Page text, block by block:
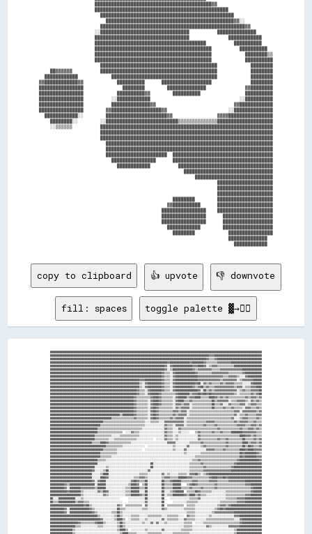
                    ██████████████████████████████████████████▓▓
                        ██████████████████████████████████████████████▓▓░░
                      ████████████████████████████████████████████████████▓▓
                    ░░████████████████████████████████          ██████████████
                    ██████████████████████████████████████████            ████████▒▒
    ██▓▓▓▓▓▓          ██████████████████████████████████████████            ████████
▓▓████████████▓▓            ██████████      ██████████████████              ████████
████████████████              ████████        ██████████████              ▓▓████████
████████████████            ██████████▓▓        ██████████                ██████████
████████████████          ░░████████████                                ░░██████████
████████████████          ██████████████▓▓                            ▓▓████████████
████████████████        ▓▓██████████████████▓▓                      ░░██████████████
  ████████████░░        ██████████████████████▓▓                ▓▓▓▓████████████████
    ████████░░        ░░██████████████████████████▒▒▒▒▒▒▒▒▒▒▒▒▒▒████████████████████
    ░░▒▒▒▒▒▒          ██████████████████████████████████████████████████████████████
                                              ▓▓██████████      ████████████████████
copy to clipboard 👍 upvote 👎 downvote
fill: spaces toggle palette ▓→✊🏽
████████████████████████████████████████████████████████████████████████████████████████████████████████████████████████████████████████████████████████
██████████████████████████████████████████████████████████████████████████████████████████████████████████████████▓▓▓▓██████████████████████████████████
████████████████████████████████████████████████████████████████████████████████████████████████████████████████▓▓▒▒▒▒▓▓████████████████████████████████
████████████████████████████████████████████████████████████████████████████████████▓▓██████████████▓▓████████▓▓▒▒▒▒▒▒▒▒▓▓▓▓▓▓▓▓▓▓██████████████████████
██████████████████████████████████████████████████████████████████████████████████▓▓░░▓▓██████████████▓▓▓▓████▓▓░░▒▒▓▓▓▓▒▒▒▒▒▒▒▒▒▒▒▒████████████████████
██████████████████████████████████████████████████████████████████████████████████▓▓░░▒▒██████████████▓▓▒▒▓▓▓▓▓▓▓▓▓▓▒▒▒▒▒▒▓▓▓▓▓▓▓▓▓▓▓▓▓▓▓▓██████████████
████████████████████████████████████████████████████████████████████████████████▓▓▒▒▒▒░░▓▓██████████████▓▓▒▒▒▒▒▒▒▒▒▒▓▓▓▓▓▓▓▓▓▓▓▓▒▒▒▒▒▒▒▒▒▒▓▓████████████
████████████████████████████████████████████████████████████████████████████████▓▓▒▒▒▒░░▓▓████████████████▓▓▓▓▓▓▓▓▓▓▓▓▓▓▓▓▓▓▒▒▒▒▓▓▓▓▓▓▒▒░░░░▓▓██████████
████████████████████████████████████████████████████████████████▓▓▓▓████████████▓▓▒▒▒▒░░▓▓████████████████▓▓▓▓▓▓▓▓▓▓▓▓▓▓▓▓▒▒▓▓▓▓▓▓▓▓▓▓░░▒▒▓▓▓▓▓▓▓▓██████
████████████████████████████████████████████████████████████████▒▒░░▓▓██████████▓▓▒▒▒▒░░▓▓██████████████▓▓██░░▓▓▒▒▓▓▒▒▒▒▒▒▓▓▒▒▓▓▓▓▓▓▒▒▒▒▒▒░░░░░░▓▓██████
████████████████████████████████████████████████████████████████▒▒░░▓▓██████████▓▓▒▒▒▒░░▓▓████████████▓▓▒▒▓▓██▒▒▓▓▒▒▒▒▓▓▓▓▓▓▓▓▓▓▓▓▓▓▒▒▓▓▓▓░░▒▒▒▒▓▓▓▓████
██████████████████████████████████████████████████████████████▓▓▒▒▒▒░░▓▓████████▓▓▒▒▒▒░░▓▓████████████████▓▓░░██▒▒▓▓▒▒▓▓▓▓▓▓▓▓▓▓▓▓▓▓▓▓░░▒▒▓▓▒▒▒▒▓▓▓▓▓▓██
██████████████████████████████████████████████████████████████▓▓▒▒▒▒░░▓▓██████▓▓▒▒▒▒▒▒▒▒▒▒▓▓████████▒▒▓▓▓▓██▓▓██▓▓██▓▓▓▓▓▓▓▓▓▓▓▓▓▓▓▓▒▒░░▒▒▒▒▒▒▒▒▓▓▒▒▓▓██
████████████████████████████████████████████████████████████▓▓▒▒▒▒▒▒▒▒▒▒▓▓████▓▓▒▒▒▒▒▒▒▒░░▓▓██████▒▒▓▓▓▓████▒▒▒▒▒▒████▓▓▒▒▓▓▒▒▓▓▒▒▒▒▒▒▒▒▒▒▒▒▓▓▒▒▓▓▓▓▒▒▓▓
████████████████████████████████████████████████████████████▓▓▒▒▒▒▒▒▒▒░░▓▓████▓▓▒▒▒▒▒▒▒▒░░▓▓████▒▒▒▒▓▓▒▒▒▒▒▒▒▒▒▒▒▒▒▒██▒▒▓▓▓▓▓▓▓▓░░▒▒▒▒▓▓▓▓▓▓▒▒░░▓▓▒▒▓▓▒▒
████████████████████████████████████████████████████████████▓▓▒▒▒▒▒▒▒▒░░▓▓████▓▓▒▒▒▒▒▒▒▒░░▓▓▓▓▒▒▓▓▓▓░░▒▒▒▒▒▒▒▒▒▒▒▒▒▒██▒▒▒▒▓▓░░░░▓▓▒▒▒▒▒▒▓▓▓▓░░▒▒▓▓▓▓▒▒▒▒
████████████████████████████████████████████████████████████▓▓▒▒▒▒▒▒▒▒░░▓▓██▓▓▒▒▒▒▒▒▒▒▒▒░░▓▓▒▒▓▓▓▓▓▓░░▒▒▒▒▒▒▒▒▒▒▒▒▒▒██▒▒▒▒▒▒▓▓▒▒▒▒▓▓▒▒▒▒▒▒░░▓▓▓▓▒▒▒▒▓▓▒▒
████████████████████████████████████████████████████████████▓▓▒▒▒▒▒▒▒▒░░▓▓██▓▓▒▒▒▒▒▒▒▒▒▒▓▓▓▓▒▒▓▓▓▓░░▒▒▒▒▒▒▒▒▒▒▒▒▒▒▒▒▒▒▒▒▒▒▒▒▒▒▒▒▒▒▒▒▓▓▓▓░░▓▓▓▓▓▓▓▓▓▓▒▒▓▓
██████████████████████████████████████████████████▒▒████████▓▓▒▒▒▒▒▒▒▒░░▓▓██▓▓▒▒▒▒▒▒▒▒▒▒▓▓▒▒▓▓▓▓▓▓░░▒▒▒▒▒▒▒▒▒▒▒▒▒▒▒▒▒▒▒▒▒▒▒▒▒▒▒▒▒▒▒▒▓▓░░▒▒▒▒▓▓▒▒▒▒▒▒▓▓▓▓
████████████████████████████████████████████▒▒▒▒▒▒▒▒▒▒▒▒▒▒▒▒▓▓▒▒▒▒▒▒▒▒░░▓▓██▓▓▒▒▒▒▒▒▒▒▓▓▒▒▓▓▓▓▓▓░░▒▒▒▒▒▒▒▒▒▒▒▒▒▒▒▒▒▒▒▒▒▒▒▒▒▒▒▒▒▒▒▒▓▓░░░░▒▒▓▓▓▓▒▒▒▒▒▒▓▓▒▒
██████████████████████████████████████▒▒▒▒▒▒▒▒▒▒▒▒▒▒▒▒▒▒▒▒▒▒▒▒▒▒▒▒▒▒░░░░▒▒▒▒▒▒░░░░▓▓▓▓▓▓▓▓▓▓▓▓▓▓░░▒▒▒▒▒▒▒▒▒▒▒▒▒▒▓▓▓▓▓▓▒▒▒▒▒▒▒▒▒▒▒▒▒▒▓▓▒▒▓▓▓▓▓▓▒▒▒▒▓▓▒▒▒▒
████████████████████████████████████▒▒▒▒▒▒▒▒▒▒▒▒▒▒▒▒▒▒▒▒▒▒▒▒▒▒▒▒▒▒▒▒░░░░░░░░░░░░░░▓▓▒▒▒▒░░▓▓▓▓▓▓░░▒▒▒▒▒▒▒▒▒▒▒▒▓▓▒▒▒▒▒▒▓▓▒▒▒▒▒▒▒▒▒▒▒▒▒▒▓▓▓▓▓▓▒▒▒▒▓▓▓▓▒▒▓▓
██████████████████████████████████▒▒▒▒▒▒▒▒▒▒▒▒▒▒▒▒▒▒▒▒▒▒▒▒▒▒▒▒▒▒▒▒░░░░░░░░░░░░░░░░▓▓▒▒▒▒░░░░▓▓▒▒▒▒▒▒▒▒▒▒▒▒▒▒▒▒▒▒▒▒▒▒▒▒▒▒▓▓▒▒▒▒▒▒▒▒▒▒▒▒▒▒▓▓▒▒▒▒▓▓▓▓▒▒▓▓▒▒
██████████████████████████████████▒▒▒▒▒▒▒▒▒▒▒▒▒▒▒▒▒▒  ░░░░▓▓▒▒▒▒░░░░░░░░░░░░░░░░░░▓▓▒▒▒▒░░░░▒▒░░░░░░    ▒▒▓▓▒▒▒▒▒▒▒▒▓▓▒▒▒▒▓▓▒▒▒▒▒▒████████▓▓▓▓▓▓▓▓▓▓▒▒▒▒
████████████████████████████████▒▒▒▒▒▒▒▒▒▒▒▒░░░░░░▒▒▒▒▒▒▒▒▒▒▒▒▒▒░░░░░░░░░░░░░░░░░░▓▓▒▒▒▒░░▒▒░░░░░░░░░░░░░░▓▓▒▒▒▒▒▒▒▒▒▒▒▒▒▒▒▒▒▒▒▒▒▒▒▒▒▒▒▒████▓▓▓▓▒▒▓▓▒▒▒▒
████████████████████████████████▒▒▒▒▒▒▒▒▒▒░░░░▒▒▒▒▒▒▒▒▒▒▒▒▒▒▒▒░░░░░░░░░░░░  ░░░░░░▓▓▒▒▒▒░░▒▒░░░░░░░░░░░░░░▓▓▒▒▒▒▒▒▒▒▒▒▒▒▓▓▒▒▒▒▓▓▒▒▒▒▒▒▒▒▒▒██▒▒▒▒▒▒▓▓▒▒▓▓
██████████████████████████████▒▒▒▒▒▒████▓▓▒▒▒▒▒▒▒▒▒▒▒▒▒▒▒▒░░░░░░░░░░░░░░░░░░░░░░░░░░▓▓▓▓▓▓░░░░░░░░░░▒▒▒▒▒▒▒▒▓▓▒▒▒▒▒▒▒▒▒▒▒▒▒▒▒▒▓▓▒▒▒▒▒▒▒▒▒▒████▒▒▓▓▓▓▒▒▓▓
████████████████████████████████████████▒▒▒▒▒▒▒▒▒▒▒▒░░░░░░░░░░░░░░░░  ░░░░░░░░░░░░░░░░░░▒▒░░░░░░░░▓▓░░░░░░░░▒▒▓▓▒▒▒▒▒▒▒▒▒▒▒▒▒▒▓▓▒▒▒▒▒▒▒▒▒▒██▒▒██▓▓▒▒▒▒▓▓
██████████████████████████████████████▒▒▒▒▒▒▒▒▒▒░░░░░░░░░░░░░░░░░░  ░░░░░░░░░░░░░░░░░░░░▒▒░░░░░░▓▓░░░░░░░░░░░░░░▓▓▓▓▓▓▒▒▒▒▒▒▓▓▒▒▒▒▒▒▒▒▒▒████▓▓████▓▓▓▓▓▓
████████████████████████████████████▒▒▒▒▒▒▒▒▒▒▒▒░░░░░░░░░░░░░░░░░░░░░░░░░░░░░░░░░░░░░░░░░░░░░░░░▒▒░░░░░░░░░░▒▒▒▒▒▒▒▒▒▒▒▒▒▒▒▒▒▒▒▒▒▒▒▒▒▒▒▒██▓▓████████▓▓▒▒
████████████████████████████████████▒▒▒▒▒▒▒▒░░░░░░░░░░░░░░░░░░░░░░░░░░░░░░░░░░░░░░░░░░░░░░░░░░░░░░░░░░░░▒▒▒▒▒▒▒▒▒▒▒▒▒▒▒▒▒▒▒▒▒▒▒▒▒▒▒▒▒▒▒▒██▓▓████████▓▓▓▓
██████████████████████████████████▒▒▒▒▒▒░░░░░░░░░░░░░░░░░░░░░░░░░░░░░░░░░░░░░░░░░░░░░░░░░░░░░░░░░░░░░░▒▒▒▒▓▓▒▒▒▒▒▒▒▒▒▒▒▒▒▒▒▒▒▒▒▒▒▒▒▒▒▒▓▓██████████████▓▓
██████████████████████████████████░░░░░░░░░░░░░░░░░░░░░░░░░░░░░░░░░░░░░░██░░░░░░░░░░░░░░░░░░░░░░░░░░▒▒▒▒▒▒▒▒▓▓▒▒▒▒▒▒▒▒▒▒▒▒▒▒▒▒▒▒▒▒▒▒▓▓██████████████████
████████████████████████████████░░░░░░░░▒▒░░░░░░░░░░░░░░░░░░░░░░░░░░░░░░██░░░░░░░░░░░░░░░░░░░░░░░░░░▒▒▒▒▒▒▒▒▒▒▓▓▒▒▒▒▒▒▒▒▒▒▒▒▒▒▒▒▒▒▓▓████████████████████
██████████████████████████████▓▓░░░░░░▒▒██░░░░░░░░░░░░░░░░░░░░░░░░░░░░▓▓░░░░░░░░░░░░░░░░░░░░░░░░░░░░▒▒▒▒▒▒▒▒▒▒▓▓▓▓▓▓▓▓▓▓▓▓▓▓▓▓▓▓▓▓██████████████████████
██████████████████████████████░░░░░░▒▒████░░░░░░░░░░░░░░░░░░░░░░▒▒▒▒▒▒░░░░░░░░░░▓▓░░▒▒░░░░░░▒▒▒▒▒▒░░▓▓▓▓██▒▒░░▒▒▓▓██████████████████████████████████████
██████████████████████████████░░░░░░████▓▓░░░░░░░░░░░░░░░░░░▒▒▒▒▓▓▓▓▒▒░░░░░░░░░░▒▒▓▓▓▓▒▒▒▒▒▒██████▓▓▓▓▒▒▒▒▒▒▒▒▒▒▒▒▓▓████▓▓▓▓██▓▓████████████████████████
██████████████████████████████▓▓░░▓▓████░░░░░░░░░░░░░░░░░░▓▓██▓▓▒▒▒▒██░░░░░░░░░░██▒▒▒▒▓▓██████▒▒▒▒▒▒▒▒▓▓▓▓▒▒▒▒▒▒▒▒▓▓▓▓▓▓▒▒▒▒▒▒▒▒▓▓▓▓▓▓▓▓▓▓▓▓████████████
██████████▓▓▒▒██████████████████░░██████░░░░░░░░░░░░░░░░▒▒████▓▓  ▒▒██░░░░░░░░░░██▒▒▒▒▒▒██████    ▒▒▓▓██▓▓▒▒▒▒▒▒▒▒▒▒▒▒▓▓▒▒▒▒▒▒▒▒▒▒▒▒▒▒▒▒▒▒▒▒▓▓▓▓████████
██████████▓▓░░████████▓▓▓▓▓▓▓▓▓▓▒▒██████░░░░░░░░░░░░░░▒▒▒▒██████▒▒▒▒██░░░░░░░░░░██▒▒▒▒▒▒██████▒▒▒▒▒▒▓▓▒▒▒▒▒▒▓▓▒▒▒▒▒▒▒▒▓▓▒▒▒▒▒▒▒▒▒▒▒▒▒▒▒▒▒▒▒▒▒▒▒▒▓▓██████
████████████▓▓████████▒▒░░░░░░░░░░▓▓▒▒██▓▓░░░░░░░░░░░░▒▒▒▒██████░░░░██░░░░░░░░░░██░░░░▒▒▓▓██████  ▒▒▒▒▒▒██▓▓▒▒▒▒▒▒▒▒░░░░░░░░░░▒▒▒▒▒▒▒▒▒▒▒▒▒▒▒▒▒▒▓▓██████
██████████████████████▒▒░░░░░░░░░░░░░░▓▓▒▒░░░░░░░░░░░░▒▒▒▒██████▓▓▒▒██░░░░░░░░░░██░░▒▒▒▒████████▓▓▒▒████▒▒▓▓▒▒▒▒░░░░░░░░░░░░░░▒▒▒▒▒▒▒▒▒▒▒▒▒▒▓▓▓▓████████
██░░░░████████████░░░░▒▒░░░░░░░░░░░░░░░░░░░░░░░░░░      ░░░░░░░░░░░░██░░░░░░░░░░██    ░░░░░░░░░░░░░░▒▒▒▒▒▒▓▓░░░░░░░░░░░░░░░░░░▒▒▒▒▒▒▒▒▓▓▓▓▓▓████████████
██▒▒▒▒████████████▒▒▓▓▓▓▒▒▒▒░░░░░░░░░░░░░░░░░░░░░░░░    ░░░░░░░░░░░░▓▓░░░░░░░░░░██      ░░░░░░░░░░▒▒▒▒▒▒▒▒░░░░░░░░░░░░░░░░▒▒▒▒▒▒▒▒▒▒▒▒▓▓▓▓▓▓████████████
████████████████████████▓▓██▒▒░░░░░░░░░░░░░░░░░░▓▓▒▒  ▒▒▒▒▒▒▒▒▒▒▒▒  ▓▓░░░░░░░░░░██  ▒▒▒▒▒▒▒▒▒▒▒▒  ▒▒▒▒▒▒░░░░░░░░░░░░░░░░▒▒▓▓▓▓▒▒▓▓██████████████████████
██████████▓▓░░██████████████▓▓▒▒░░░░░░░░░░░░░░░░██▒▒▒▒░░░░░░░░░░░░▒▒▒▒░░░░░░░░░░▓▓▒▒░░░░░░░░░░░░▒▒▒▒▒▒▒▒░░░░░░░░░░░░░░▒▒▓▓██▓▓██████████████████████████
██████████▓▓░░████████████████▓▓▒▒░░░░░░░░░░▒▒▒▒██▒▒░░░░░░░░░░░░░░░░░░░░░░░░░░░░░░░░░░░░░░░░░░░░░░▒▒▒▒▒▒░░░░░░░░░░░░▒▒▓▓▓▓▓▓▓▓▓▓▓▓▓▓████████████████████
██████████████████████████████████▒▒░░░░░░░░░░▒▒██▒▒░░░░░░▒▒▒▒▒▒░░░░░░▒▒▒▒▒▒▒▒▒▒░░░░▒▒▒▒▒▒▒▒░░░░  ▓▓▒▒▒▒░░░░░░░░░░▒▒░░░░░░░░░░░░░░░░▓▓▓▓████████████████
████████████████████████████████████▓▓░░░░░░░░▒▒████▒▒  ░░▒▒▒▒▒▒░░░░▒▒░░░░░░░░░░▓▓░░▒▒▒▒▒▒▒▒░░░░▓▓▒▒▒▒▒▒░░░░░░░░▒▒▒▒▒▒▒▒▒▒▒▒▒▒▒▒▒▒▒▒░░░░▓▓██████████████
████████████████████▓▓▒▒▒▒▒▒▒▒▒▒▓▓████▒▒░░░░░░░░▒▒██▒▒░░░░░░░░░░░░▒▒░░░░▓▓░░▓▓░░░░▒▒░░░░░░░░░░░░▒▒▒▒▒▒  ░░░░░░▒▒▒▒▒▒▒▒▒▒▒▒▒▒▒▒▒▒▒▒▒▒▒▒▒▒▓▓██████████████
██████████████████▒▒▒▒░░░░░░░░░░░░▒▒▒▒░░░░░░░░░░▒▒██▒▒░░░░░░░░░░░░░░░░░░░░░░░░░░░░░░░░░░░░░░░░░░▒▒▒▒▒▒░░░░░░░░░░▓▓▒▒░░░░░░░░░░░░▓▓▓▓▓▓▓▓████████████████
████████████████▒▒░░░░░░░░░░░░░░░░░░░░░░░░░░░░░░▒▒████▒▒  ░░░░░░░░░░▒▒░░░░░░░░░░▓▓░░░░░░░░░░░░▒▒▒▒▒▒▒▒░░░░░░░░░░░░░░░░░░░░░░░░░░░░░░▒▒██████████████████
████████████████▒▒░░░░░░░░░░░░░░░░░░░░░░░░░░░░░░░░▒▒████▒▒▒▒▒▒░░░░░░░░▒▒▒▒▒▒▒▒▒▒░░░░░░░░▒▒▒▒▒▒▒▒▒▒▒▒░░░░░░░░░░░░░░░░░░░░░░░░░░░░░░░░▒▒██████████████████
████████████████▒▒░░░░░░░░░░░░░░░░░░░░░░░░░░░░░░░░▒▒██████████▒▒▒▒▒▒░░░░░░░░░░░░░░▒▒▒▒▒▒░░▒▒▒▒▒▒▒▒▒▒░░░░░░░░░░░░░░░░░░░░░░░░░░░░░░░░▓▓██████████████████
██████████████████▒▒▒▒░░░░░░░░░░░░░░░░░░░░░░░░░░▒▒▒▒▓▓██████████▓▓░░▒▒▒▒░░░░░░▒▒▒▒░░░░    ▒▒▒▒▒▒▒▒▒▒▒▒░░░░░░░░░░░░░░░░░░░░░░░░░░▓▓▒▒████████████████████
████████████████████▓▓▓▓▒▒░░░░░░░░░░░░░░░░░░░░▓▓░░░░▒▒██████████▓▓░░░░░░▒▒▒▒▒▒░░░░      ░░▒▒▒▒▒▒▒▒▒▒░░▒▒░░░░░░░░░░░░░░░░░░░░▓▓▒▒████████████████████████
████████████████████████▓▓▓▓▓▓▓▓▓▓▓▓▓▓▓▓▓▓░░░░▒▒░░░░▒▒▓▓████████▓▓░░░░░░░░░░░░░░░░    ░░▒▒▒▒▒▒▒▒▒▒░░░░▓▓░░░░▓▓▓▓▓▓▓▓▓▓▓▓▓▓▓▓████████████████████████████
██████████████████████████████████▓▓▓▓▓▓▓▓░░░░▒▒░░░░░░▒▒████████▓▓░░░░░░░░░░░░░░░░    ░░▒▒▒▒▒▒▒▒▒▒░░░░▒▒░░░░▓▓▓▓▓▓▓▓████████████████████████████████████
████████████████████████▓▓▓▓▓▓▓▓▓▓░░░░░░░░░░░░░░▒▒▒▒░░░░▓▓██████▓▓░░░░░░░░░░░░░░░░  ░░░░▒▒▒▒▒▒▒▒▒▒▒▒▒▒░░░░░░░░░░░░░░▓▓▓▓▓▓▓▓████████████████████████████
██████████████████████▓▓▒▒░░░░░░░░░░░░░░░░░░░░░░░░░░▒▒░░░░▓▓████▓▓░░░░░░░░░░░░░░      ▒▒▒▒▒▒▒▒▒▒▒▒░░░░░░░░░░░░░░░░░░░░░░░░░░▓▓▓▓████████████████████████
████████████████████▓▓░░░░░░░░░░░░░░░░░░░░░░░░░░░░░░░░▒▒░░░░▓▓▓▓░░░░░░░░░░░░░░░░    ░░▒▒▒▒▒▒▒▒▒▒▒▒░░░░░░░░░░░░░░░░░░░░░░░░░░░░░░▓▓██████████████████████
████████████████████▒▒░░░░░░░░░░░░░░░░░░░░░░░░░░░░░░▒▒░░░░░░░░░░░░░░░░░░░░░░░░░░    ░░▒▒▒▒▒▒▒▒▒▒▓▓░░░░░░░░░░░░░░░░░░░░░░░░░░░░░░▒▒██████████████████████
████████████████████▒▒░░░░░░░░░░░░░░░░░░░░░░░░░░░░░░▒▒░░░░░░░░▒▒░░░░░░░░░░░░░░░░    ░░░░▒▒▒▒▒▒▒▒▒▒░░░░░░░░░░░░░░░░░░░░░░░░░░░░░░▒▒██████████████████████
████████████████▓▓████▒▒▒▒▒▒▒▒▒▒▒▒▒▒▒▒▒▒▒▒▒▒▒▒▒▒░░░░▒▒░░░░░░░░▒▒░░░░░░░░░░░░░░░░    ░░▒▒▒▒▒▒▒▒▒▒▒▒░░░░▒▒▒▒▒▒▒▒▒▒▒▒▒▒▒▒▒▒▒▒▒▒▓▓▒▒████████████████████████
████████████████████████████████████████████████▓▓░░░░▓▓░░░░▒▒░░░░░░░░░░░░░░░░░░░░░░░░░░▒▒▒▒▒▒▒▒░░░░▓▓██████████████████████████████████████████████████
██████████████████████████████████████▓▓▒▒▒▒▒▒▓▓░░░░▒▒░